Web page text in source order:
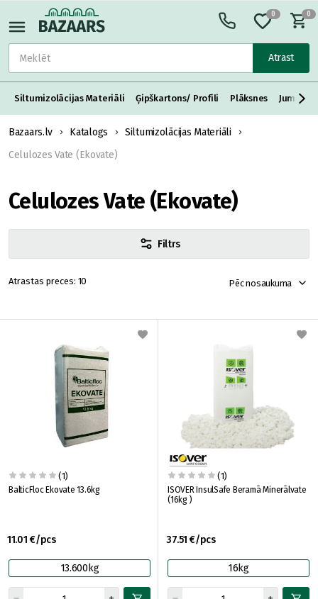
Atrast
0 0
Siltumizolācijas Materiāli Ģipškartons/ Profili Plāksnes Jumta
Bazaars.lv Katalogs
Siltumizolācijas Materiāli
Celulozes Vate (Ekovate)
Celulozes Vate (Ekovate)
Filtrs
10 Pēc nosaukuma
(1)
BalticFloc Ekovate 13.6kg
11.01 €/pcs
13.600kg
(1)
ISOVER InsulSafe Beramā Minerālvate
(16kg )
37.51 €/pcs
16kg